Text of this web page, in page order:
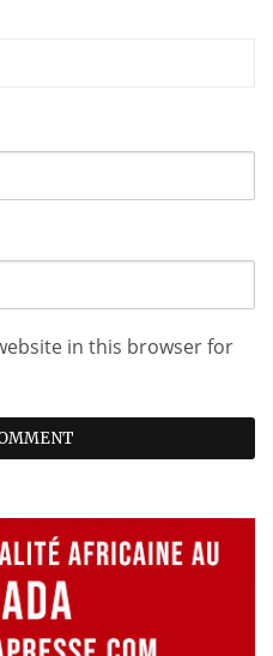
in this browser for